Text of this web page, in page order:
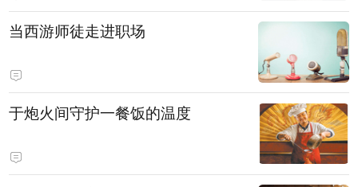
当西游师徒走进职场
于炮火间守护一餐饭的温度